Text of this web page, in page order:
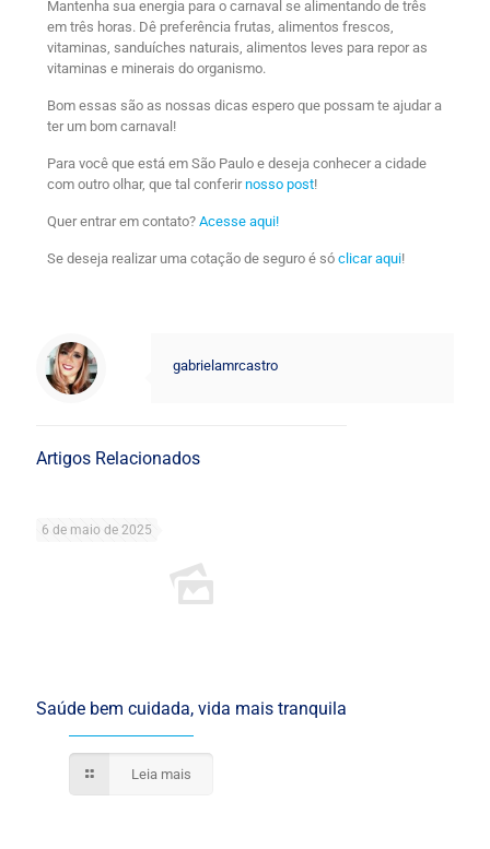
Mantenha sua energia para o carnaval se alimentando de três
em três horas. Dê preferência frutas, alimentos frescos,
vitaminas, sanduíches naturais, alimentos leves para repor as
vitaminas e minerais do organismo.
Bom essas são as nossas dicas espero que possam te ajudar a
ter um bom carnaval!
Para você que está em São Paulo e deseja conhecer a cidade
com outro olhar, que tal conferirnosso post!
Quer entrar em contato? Acesse aqui!
Se deseja realizar uma cotação de seguro é só clicar aqui!
gabrielamrcastro
Artigos Relacionados
6 de maio de 2025
Saúde bem cuidada, vida mais tranquila
Leia mais